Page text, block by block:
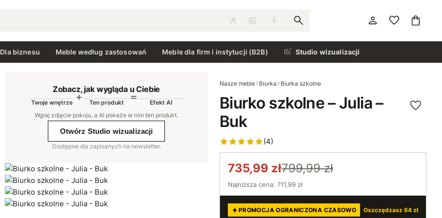
Dla biznesu Meble według zastosowań Meble dla firm i instytucji (B2B) Studio wizualizacji
Zobacz, jak wygląda u Ciebie
Twoje wnętrze Ten produkt
Efekt AI
Wgraj zdjęcie pokoju, a AI pokaże w nim ten produkt.
Otwórz Studio wizualizacji
Dostępne dla zapisanych na newsletter.
Nasze meble Biurka Biurka szkolne
Biurko szkolne – Julia –
Buk
(4)
735,99 zł799,99 zł
Najniższa cena: 711,99 zł
PROMOCJA OGRANICZONA CZASOWO Oszczędzasz 64 zł